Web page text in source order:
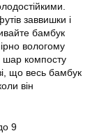
заввишки і
бамбук
вологому
шар компосту
що весь бамбук
він
9